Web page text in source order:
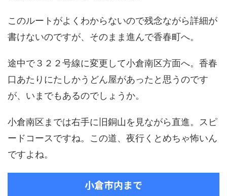
このルートがよくわからないので残念ながら詳細が
書けないのですが、そのまま進んで香春町へ。
途中で３２２号線に変更して小倉南区方面へ。香春
口あたりにたしかうどん屋があったと思うのです
が、いまでもあるのでしょうか。
小倉南区までは右手に旧銅山を見ながら直進。スピ
ードコースですね。この道、夜行くとめちゃ怖いん
ですよね。
小倉市内まで